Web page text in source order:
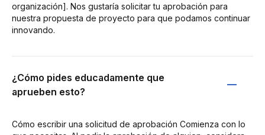
organización]. Nos gustaría solicitar tu aprobación para
nuestra propuesta de proyecto para que podamos continuar
innovando.
¿Cómo pides educadamente que
aprueben esto?
Cómo escribir una solicitud de aprobación Comienza con lo